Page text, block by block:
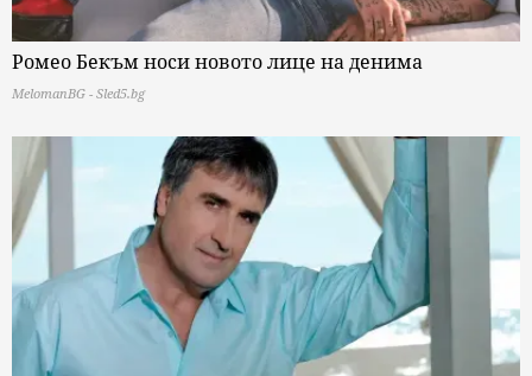
Ромео Бекъм носи новото лице на денима
MelomanBG - Sled5.bg